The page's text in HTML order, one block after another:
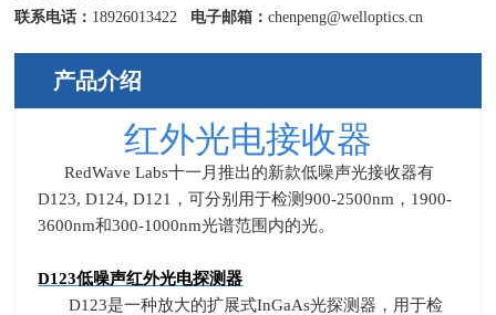
联系电话： 18926013422 电子邮箱：chenpeng@welloptics.cn
产品介绍
红外光电接收器
RedWave Labs十一月推出的新款低噪声光接收器有
D123, D124, D121 ，可分别用于检测900-2500nm ， 1900-
3600nm和300-1000nm光谱范围内的光。
D123低噪声红外光电探测器
D123是一种放大的扩展式InGaAs光探测器，用于检